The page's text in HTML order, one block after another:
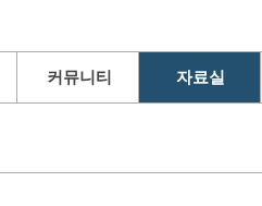
커뮤니티 자료실